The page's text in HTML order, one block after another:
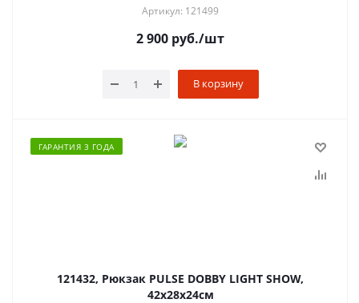
Артикул: 121499
2 900 руб./шт
В корзину
ГАРАНТИЯ 3 ГОДА
121432, Рюкзак PULSE DOBBY LIGHT SHOW,
42х28х24см